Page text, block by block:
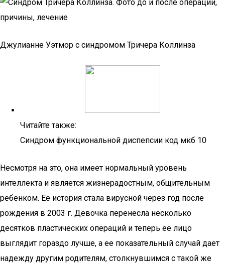
Джулианне Уэтмор с синдромом Тричера Коллинза
Читайте также:
Синдром функциональной диспепсии код мкб 10
Несмотря на это, она имеет нормальный уровень
интеллекта и является жизнерадостным, общительным
ребенком. Ее история стала вирусной через год после
рождения в 2003 г. Девочка перенесла несколько
десятков пластических операций и теперь ее лицо
выглядит гораздо лучше, а ее показательный случай дает
надежду другим родителям, столкнувшимся с такой же